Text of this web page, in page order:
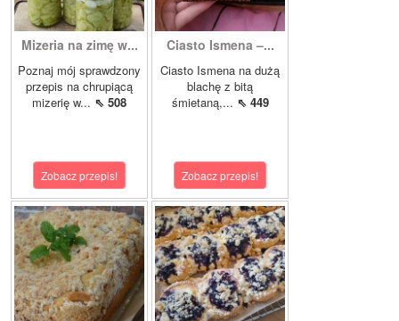
Mizeria na zimę w...
Poznaj mój sprawdzony
przepis na chrupiącą
mizerię w... ⇖ 508
Zobacz przepis!
Ciasto Ismena –...
Ciasto Ismena na dużą
blachę z bitą
śmietaną,... ⇖ 449
Zobacz przepis!